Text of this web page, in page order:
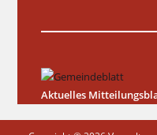
Aktuelles